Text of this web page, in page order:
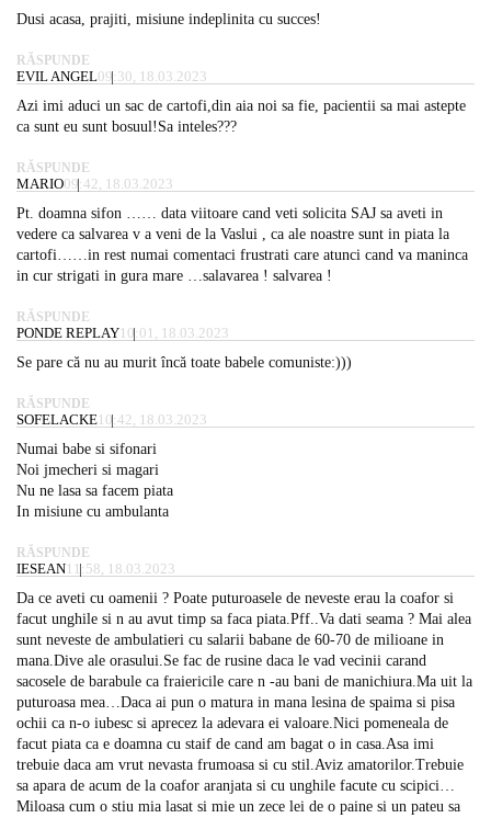
Dusi acasa, prajiti, misiune indeplinita cu succes!
RĂSPUNDE
EVIL ANGEL09:30, 18.03.2023
Azi imi aduci un sac de cartofi,din aia noi sa fie, pacientii sa mai astepte
ca sunt eu sunt bosuul!Sa inteles???
RĂSPUNDE
MARIO09:42, 18.03.2023
Pt. doamna sifon …… data viitoare cand veti solicita SAJ sa aveti in
vedere ca salvarea v a veni de la Vaslui , ca ale noastre sunt in piata la
cartofi……in rest numai comentaci frustrati care atunci cand va maninca
in cur strigati in gura mare …salavarea ! salvarea !
RĂSPUNDE
PONDE REPLAY10:01, 18.03.2023
Se pare că nu au murit încă toate babele comuniste:)))
RĂSPUNDE
SOFELACKE10:42, 18.03.2023
Numai babe si sifonari
Noi jmecheri si magari
Nu ne lasa sa facem piata
In misiune cu ambulanta
RĂSPUNDE
IESEAN11:58, 18.03.2023
Da ce aveti cu oamenii ? Poate puturoasele de neveste erau la coafor si
facut unghile si n au avut timp sa faca piata.Pff..Va dati seama ? Mai alea
sunt neveste de ambulatieri cu salarii babane de 60-70 de milioane in
mana.Dive ale orasului.Se fac de rusine daca le vad vecinii carand
sacosele de barabule ca fraiericile care n -au bani de manichiura.Ma uit la
puturoasa mea…Daca ai pun o matura in mana lesina de spaima si pisa
ochii ca n-o iubesc si aprecez la adevara ei valoare.Nici pomeneala de
facut piata ca e doamna cu staif de cand am bagat o in casa.Asa imi
trebuie daca am vrut nevasta frumoasa si cu stil.Aviz amatorilor.Trebuie
sa apara de acum de la coafor aranjata si cu unghile facute cu scipici…
Miloasa cum o stiu mia lasat si mie un zece lei de o paine si un pateu sa